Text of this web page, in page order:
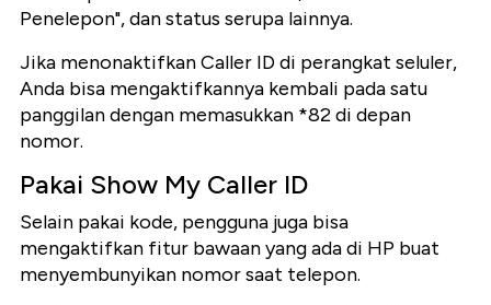
Penelepon", dan status serupa lainnya.
Jika menonaktifkan Caller ID di perangkat seluler,
Anda bisa mengaktifkannya kembali pada satu
panggilan dengan memasukkan *82 di depan
nomor.
Pakai Show My Caller ID
Selain pakai kode, pengguna juga bisa
mengaktifkan fitur bawaan yang ada di HP buat
menyembunyikan nomor saat telepon.